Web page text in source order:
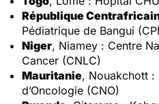
République
Pédiatrique de Bangui
Niger, Niamey : Centre
Cancer (CNLC)
Mauritanie, Nouakchott :
d’Oncologie (CNO)